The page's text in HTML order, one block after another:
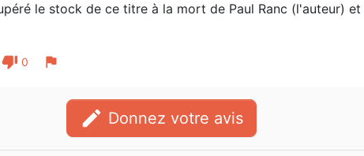
le stock de ce titre à la mort de Paul Ranc (l'auteur)
thumb_down 0 flag
edit Donnez votre avis